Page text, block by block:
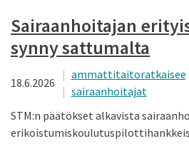
Sairaanhoitajan
synny sattumalta
18.6.2026
ammattitaitoratkaisee
sairaanhoitajat
STM:n päätökset alkavista